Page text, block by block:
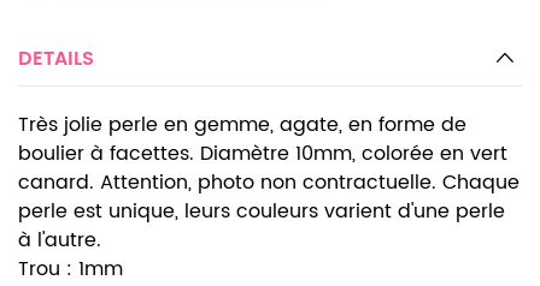
DETAILS
Très jolie perle en gemme, agate, en forme de
boulier à facettes. Diamètre 10mm, colorée en vert
canard. Attention, photo non contractuelle. Chaque
perle est unique, leurs couleurs varient d'une perle
à l'autre.
Trou : 1mm